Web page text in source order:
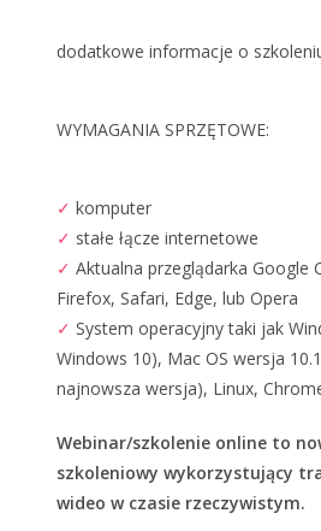
dodatkowe informacje o
WYMAGANIA SPRZĘTOWE:
✓ komputer
✓ stałe łącze internetowe
✓ Aktualna przeglądarka Google
Firefox, Safari, Edge, lub Opera
✓ System operacyjny taki jak
Windows 10), Mac OS wersja
najnowsza wersja), Linux,
Webinar/szkolenie online to
szkoleniowy wykorzystujący
wideo w czasie rzeczywistym.